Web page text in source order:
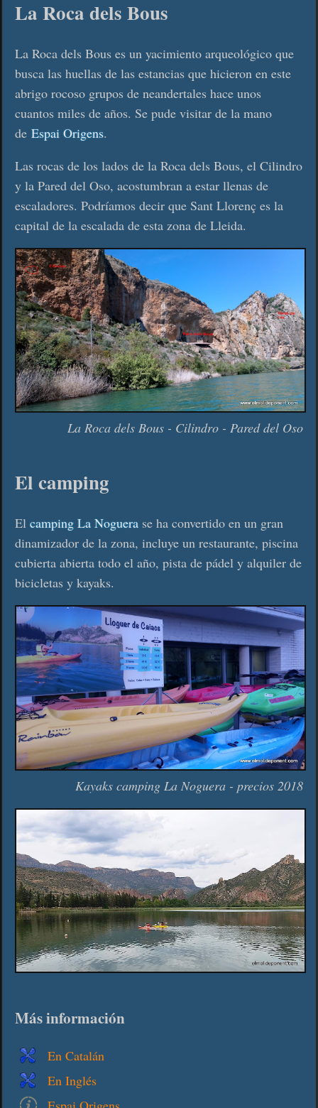
La Roca dels Bous
La Roca dels Bous es un yacimiento arqueológico que
busca las huellas de las estancias que hicieron en este
abrigo rocoso grupos de neandertales hace unos
cuantos miles de años. Se pude visitar de la mano
de Espai Origens.
Las rocas de los lados de la Roca dels Bous, el Cilindro
y la Pared del Oso, acostumbran a estar llenas de
escaladores. Podríamos decir que Sant Llorenç es la
capital de la escalada de esta zona de Lleida.
La Roca dels Bous - Cilindro - Pared del Oso
El camping
El camping La Noguera se ha convertido en un gran
dinamizador de la zona, incluye un restaurante, piscina
cubierta abierta todo el año, pista de pádel y alquiler de
bicicletas y kayaks.
Kayaks camping La Noguera - precios 2018
Más información
En Catalán
En Inglés